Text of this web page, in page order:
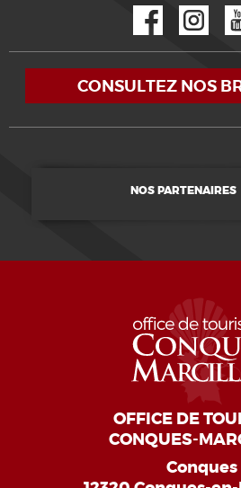
CONSULTEZ NOS
NOS PARTENAIRES
OFFICE DE
CONQUES-
Conques